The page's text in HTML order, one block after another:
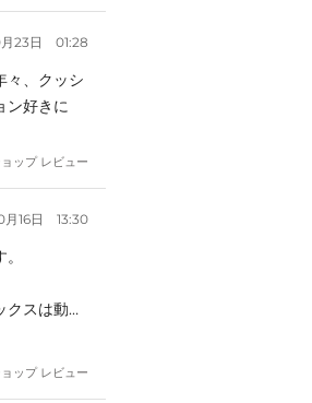
23日 01:28
々、クッシ
ン好きに
ップ レビュー
16日 13:30
スは動き
ップ レビュー